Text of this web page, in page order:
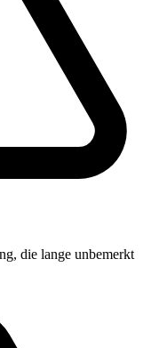
die lange unbemerkt